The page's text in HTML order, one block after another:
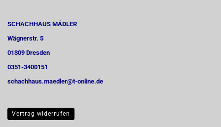
SCHACHHAUS MÄDLER
Wägnerstr. 5
01309 Dresden
0351-3400151
schachhaus.maedler@t-online.de
Vertrag widerrufen